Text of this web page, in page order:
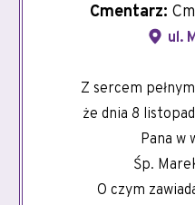
Cmentarz:
ul.
Z sercem
że dnia 8
Pana w
Śp.
O czym